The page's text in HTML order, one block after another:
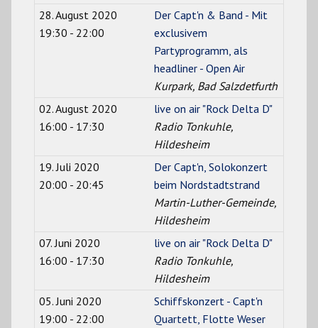
28. August 2020
19:30 - 22:00
Der Capt'n & Band - Mit
exclusivem
Partyprogramm, als
headliner - Open Air
Kurpark, Bad Salzdetfurth
02. August 2020
16:00 - 17:30
live on air "Rock Delta D"
Radio Tonkuhle,
Hildesheim
19. Juli 2020
20:00 - 20:45
Der Capt'n, Solokonzert
beim Nordstadtstrand
Martin-Luther-Gemeinde,
Hildesheim
07. Juni 2020
16:00 - 17:30
live on air "Rock Delta D"
Radio Tonkuhle,
Hildesheim
05. Juni 2020
19:00 - 22:00
Schiffskonzert - Capt'n
Quartett, Flotte Weser